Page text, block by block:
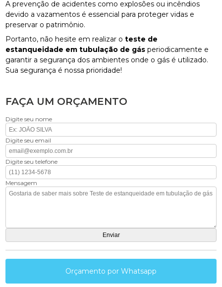
A prevenção de acidentes como explosões ou incêndios
devido a vazamentos é essencial para proteger vidas e
preservar o patrimônio.
Portanto, não hesite em realizar oteste de
estanqueidade em tubulação de gás periodicamente e
garantir a segurança dos ambientes onde o gás é utilizado.
Sua segurança é nossa prioridade!
FAÇA UM ORÇAMENTO
Digite seu nome
Digite seu email
Digite seu telefone
Mensagem
Orçamento por Whatsapp